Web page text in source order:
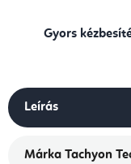
Gyors
Leírás
Márka Tachyon